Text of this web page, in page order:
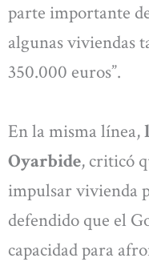
parte importante
algunas viviendas
350.000 euros”.
En la misma línea,
Oyarbide, criticó
impulsar vivienda
defendido que el
capacidad para